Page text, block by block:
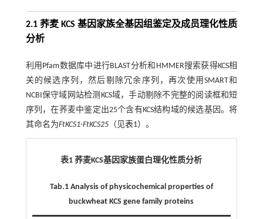
2.1 荞麦 KCS 基因家族全基因组鉴定及成员理化性质
分析
利用Pfam数据库中进行BLAST分析和HMMER搜索获得KCS相
关的候选序列，然后剔除冗余序列，再次使用SMART和
NCBI保守域网站检测KCS域，手动剔除不完整的阅读框和短
序列，在荞麦中鉴定出25个含有KCS结构域的候选基因。将
其命名为FtKCS1-FtKCS25（见表1）。
表1 荞麦KCS基因家族蛋白理化性质分析
Tab.1 Analysis of physicochemical properties of
buckwheat KCS gene family proteins